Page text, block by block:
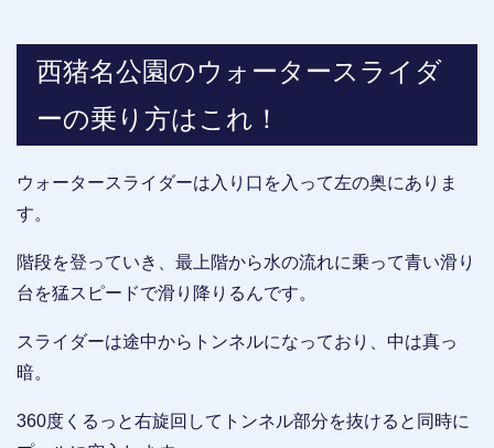
西猪名公園のウォータースライダ
ーの乗り方はこれ！
ウォータースライダーは入り口を入って左の奥にありま
す。
階段を登っていき、最上階から水の流れに乗って青い滑り
台を猛スピードで滑り降りるんです。
スライダーは途中からトンネルになっており、中は真っ
暗。
360度くるっと右旋回してトンネル部分を抜けると同時に